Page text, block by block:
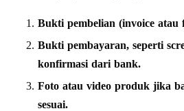
Bukti pembelian (invoice atau
Bukti pembayaran, seperti
konfirmasi dari bank.
Foto atau video produk jika
sesuai.